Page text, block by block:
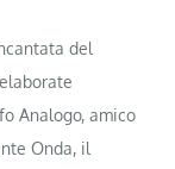
del
Analogo, amico
Onda, il